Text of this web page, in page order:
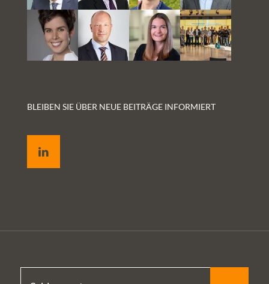
BLEIBEN SIE ÜBER NEUE BEITRÄGE INFORMIERT